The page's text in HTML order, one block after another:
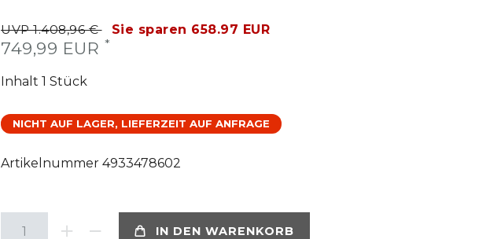
UVP 1.408,96 € Sie sparen 658.97 EUR
749,99 EUR *
Inhalt 1 Stück
NICHT AUF LAGER, LIEFERZEIT AUF ANFRAGE
Artikelnummer 4933478602
IN DEN WARENKORB